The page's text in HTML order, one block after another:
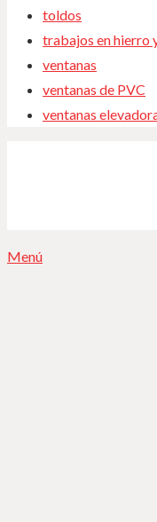
toldos
trabajos en hierro
ventanas
ventanas de PVC
ventanas
Menú